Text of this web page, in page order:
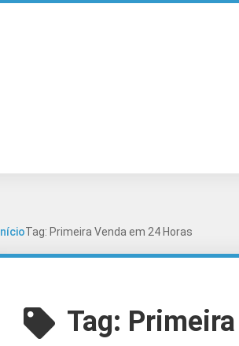
InícioTag: Primeira Venda em 24 Horas
Tag: